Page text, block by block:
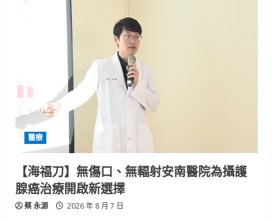
醫療
【海福刀】無傷口、無輻射安南醫院為攝護
腺癌治療開啟新選擇
蔡 永源 2026 年 8 月 7 日